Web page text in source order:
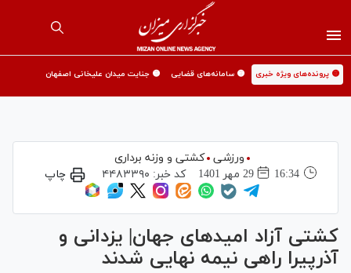
🟡 پرونده‌های ویژه خبری 🟡 سامانه‌های قضایی 🟡 جنایت میدان علیخانی اصفهان
ورزشی
کشتی و وزنه برداری
16:34
29 مهر 1401 کد خبر: ۴۴۸۳۳۹۰ چاپ
کشتی آزاد امیدهای جهان| یزدانی و
آذرپیرا راهی نیمه نهایی شدند